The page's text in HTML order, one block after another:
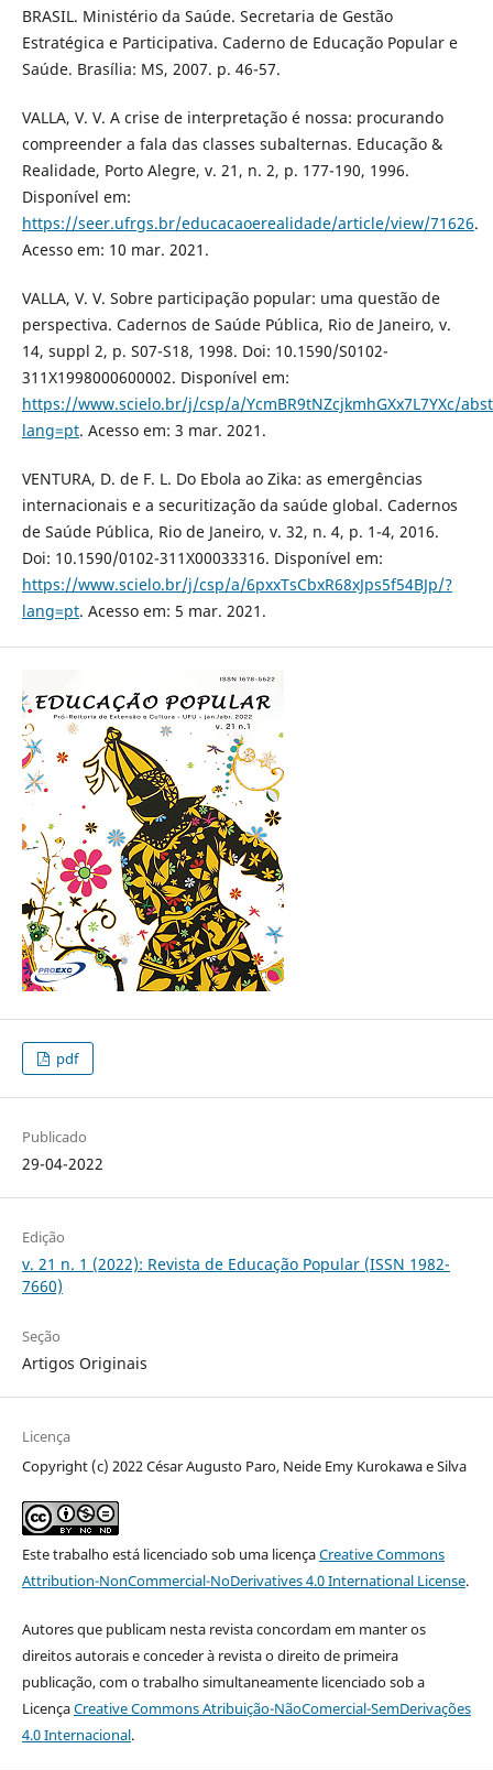
BRASIL. Ministério da Saúde. Secretaria de Gestão
Estratégica e Participativa. Caderno de Educação Popular e
Saúde. Brasília: MS, 2007. p. 46-57.
VALLA, V. V. A crise de interpretação é nossa: procurando
compreender a fala das classes subalternas. Educação &
Realidade, Porto Alegre, v. 21, n. 2, p. 177-190, 1996.
Disponível em:
https://seer.ufrgs.br/educacaoerealidade/article/view/71626.
Acesso em: 10 mar. 2021.
VALLA, V. V. Sobre participação popular: uma questão de
perspectiva. Cadernos de Saúde Pública, Rio de Janeiro, v.
14, suppl 2, p. S07-S18, 1998. Doi: 10.1590/S0102-
311X1998000600002. Disponível em:
https://www.scielo.br/j/csp/a/YcmBR9tNZcjkmhGXx7L7YXc/
lang=pt. Acesso em: 3 mar. 2021.
VENTURA, D. de F. L. Do Ebola ao Zika: as emergências
internacionais e a securitização da saúde global. Cadernos
de Saúde Pública, Rio de Janeiro, v. 32, n. 4, p. 1-4, 2016.
Doi: 10.1590/0102-311X00033316. Disponível em:
https://www.scielo.br/j/csp/a/6pxxTsCbxR68xJps5f54BJp/?
lang=pt. Acesso em: 5 mar. 2021.
pdf
Publicado
29-04-2022
Edição
v. 21 n. 1 (2022): Revista de Educação Popular (ISSN 1982-
7660)
Seção
Artigos Originais
Licença
Copyright (c) 2022 César Augusto Paro, Neide Emy Kurokawa e Silva
Este trabalho está licenciado sob uma licençaCreative Commons
Attribution-NonCommercial-NoDerivatives 4.0 International License.
Autores que publicam nesta revista concordam em manter os
direitos autorais e conceder à revista o direito de primeira
publicação, com o trabalho simultaneamente licenciado sob a
LicençaCreative Commons Atribuição-NãoComercial-SemDerivações
4.0 Internacional.